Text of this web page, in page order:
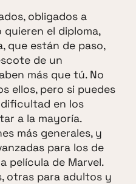
obligados a
quieren el diploma,
que están de paso,
de un
más que tú. No
ellos, pero si puedes
en los
a la mayoría.
más generales, y
para los de
película de Marvel.
otras para adultos y